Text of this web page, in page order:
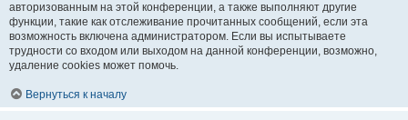
авторизованным на этой конференции, а также выполняют другие
функции, такие как отслеживание прочитанных сообщений, если эта
возможность включена администратором. Если вы испытываете
трудности со входом или выходом на данной конференции, возможно,
удаление cookies может помочь.
Вернуться к началу